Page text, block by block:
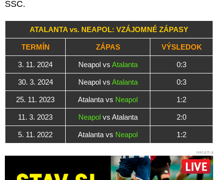
SSC.
ATALANTA vs. NEAPOL: VZÁJOMNÉ ZÁPASY
TERMÍN ZÁPAS VÝSLEDOK
3. 11. 2024 Neapol vs Atalanta 0:3
30. 3. 2024 Neapol vs Atalanta 0:3
25. 11. 2023 Atalanta vs Neapol 1:2
11. 3. 2023 Neapolvs Atalanta 2:0
5. 11. 2022 Atalanta vs Neapol 1:2